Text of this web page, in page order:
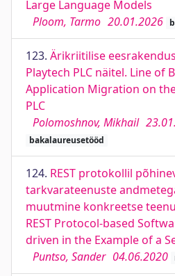
Large Language Models
Ploom, Tarmo 20.01.2026
123. Ärikriitilise
Playtech PLC näitel. Line of
Application Migration on
PLC
Polomoshnov, Mikhail
bakalaureusetööd
124. REST protokollil
tarkvarateenuste
muutmine konkreetse
REST Protocol-based
driven in the Example of a
Puntso, Sander 04.06.2020